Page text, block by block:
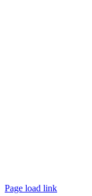
Page load link